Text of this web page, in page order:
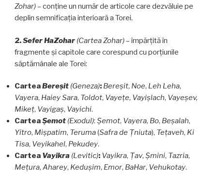
Zohar) –conţine un număr de articole care dezvăluie pe
deplin semnificaţia interioară a Torei.
2.Sefer HaZohar (CarteaZohar)– împărţită în
fragmente şi capitole care corespund cu porţiunile
săptămânale ale Torei:
CarteaBereşit (Geneza): Bereşit, Noe, Leh Leha,
Vayera, HaieySara, Toldot, Vayeţe, Vayişlach, Vayeşev,
Mikeţ, Vayigaş, Vayichi.
CarteaŞemot (Exodul): Şemot, Vayera, Bo, Beşalah,
Yitro, Mişpatim, Teruma(Safrade Ţniuta), Teţaveh, Ki
Tisa, Veyikahel, Pekudey.
Cartea Vayikra (Levitic): Vayikra, Ţav, Şmini, Tazria,
Meţura, Aharey, Keduşim, Emor, BaHar, Vehukotay.